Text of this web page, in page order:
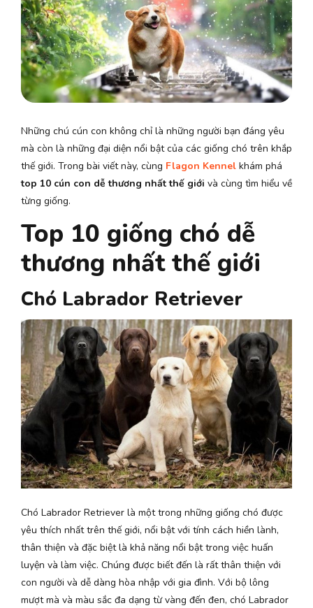
Những chú cún con không chỉ là những người bạn đáng yêu
mà còn là những đại diện nổi bật của các giống chó trên khắp
thế giới. Trong bài viết này, cùng Flagon Kennel khám phá
top 10 cún con dễ thương nhất thế giới và cùng tìm hiểu về
từng giống.
Top 10 giống chó dễ
thương nhất thế giới
Chó Labrador Retriever
Chó Labrador Retriever là một trong những giống chó được
yêu thích nhất trên thế giới, nổi bật với tính cách hiền lành,
thân thiện và đặc biệt là khả năng nổi bật trong việc huấn
luyện và làm việc. Chúng được biết đến là rất thân thiện với
con người và dễ dàng hòa nhập với gia đình. Với bộ lông
mượt mà và màu sắc đa dạng từ vàng đến đen, chó Labrador